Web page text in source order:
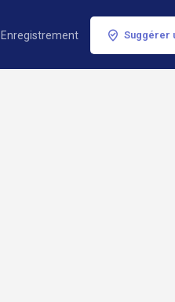
Enregistrement Suggérer